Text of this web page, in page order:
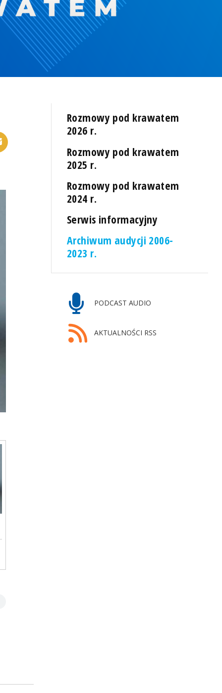
Rozmowy pod krawatem
2026 r.
Rozmowy pod krawatem
2025 r.
Rozmowy pod krawatem
2024 r.
Serwis informacyjny
Archiwum audycji 2006-
2023 r.
PODCAST AUDIO
AKTUALNOŚCI RSS